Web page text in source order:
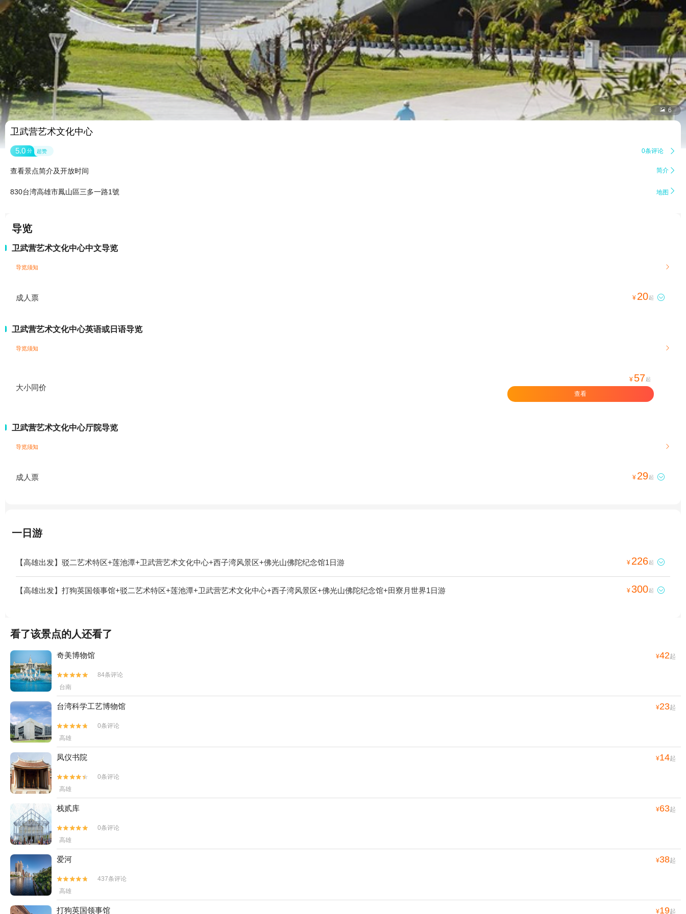
 6
卫武营艺术文化中心
5.0 分 超赞 0条评论 
查看景点简介及开放时间 简介 
830台湾高雄市鳳山區三多一路1號 地图 
导览
卫武营艺术文化中心中文导览
导览须知 
成人票 ¥ 20起 
卫武营艺术文化中心英语或日语导览
导览须知 
大小同价
¥ 57 起
查看
卫武营艺术文化中心厅院导览
导览须知 
成人票 ¥ 29起 
一日游
【高雄出发】驳二艺术特区+莲池潭+卫武营艺术文化中心+西子湾风景区+佛光山佛陀纪念馆1日游 ¥ 226起 
【高雄出发】打狗英国领事馆+驳二艺术特区+莲池潭+卫武营艺术文化中心+西子湾风景区+佛光山佛陀纪念馆+田寮月世界1日游 ¥300起 
看了该景点的人还看了
奇美博物馆 ¥42起


84条评论
台南
台湾科学工艺博物馆 ¥23起


0条评论
高雄
凤仪书院 ¥14起


0条评论
高雄
栈贰库 ¥63起


0条评论
高雄
爱河 ¥38起


437条评论
高雄
打狗英国领事馆 ¥19起